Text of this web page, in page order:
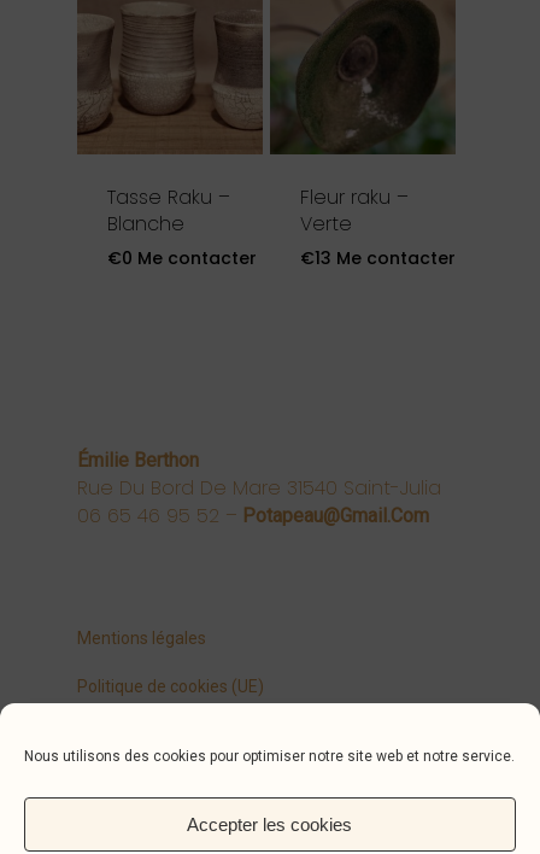
Nous utilisons des cookies pour optimiser notre site web et notre service.
Accepter les cookies
Tasse Raku –
Blanche
€0 Me contacter
Fleur raku –
Verte
€13 Me contacter
Émilie Berthon
Rue Du Bord De Mare 31540 Saint-Julia
06 65 46 95 52 – Potapeau@gmail.com
Mentions légales
Politique de cookies (UE)
Conception graphique (jö) www.jo-o.fr